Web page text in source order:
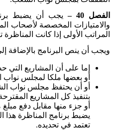
الفصل 40 –
يجب أن يضبط
والامتيازات المخصصة لأصحاب
المراتب الأولى إذا كانت
ويجب أن ينص البرنامج بالإضافة
إما على أن المشاريع التي
أو بعضها ملكا لمجلس
أو أن يحتفظ مجلس نواب
بتنفيذ كل المشاريع
أو جزء منها مقابل دفع
يضبط برنامج المناظرة هذا
تعتمد في تحديده.